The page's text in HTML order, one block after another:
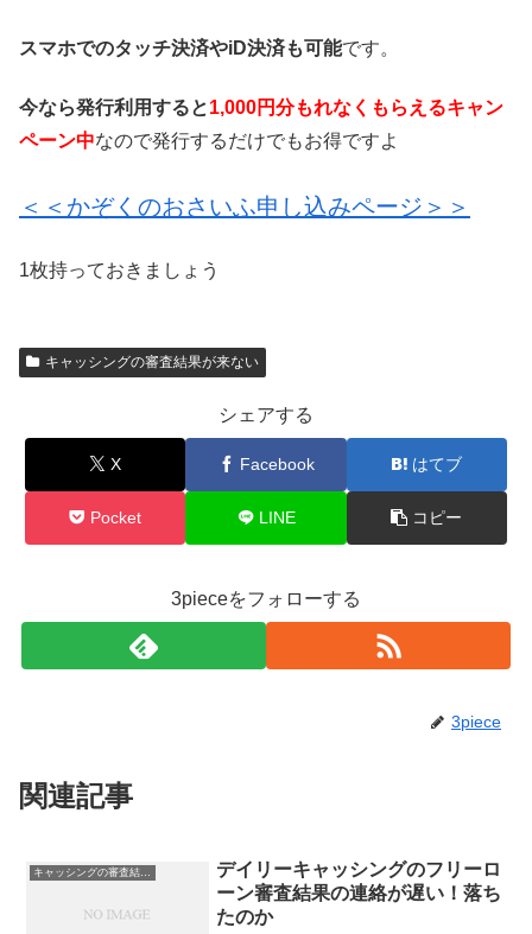
スマホでのタッチ決済やiD決済も可能です。
今なら発行利用すると1,000円分もれなくもらえるキャン
ペーン中なので発行するだけでもお得ですよ
＜＜かぞくのおさいふ申し込みページ＞＞
1枚持っておきましょう
キャッシングの審査結果が来ない
シェアする
X Facebook はてブ
Pocket LINE コピー
3pieceをフォローする
3piece
関連記事
デイリーキャッシングのフリーロ
ーン審査結果の連絡が遅い！落ち
たのか